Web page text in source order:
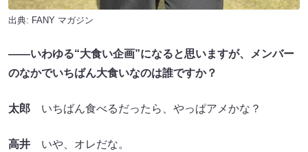
出典: FANY マガジン
――いわゆる“大食い企画”になると思いますが、メンバー
のなかでいちばん大食いなのは誰ですか？
太郎 いちばん食べるだったら、やっぱアメかな？
高井 いや、オレだな。